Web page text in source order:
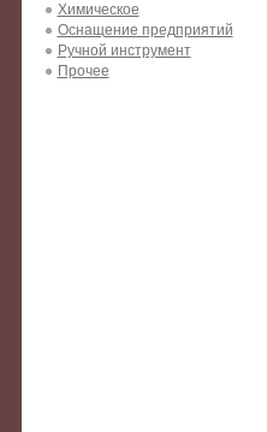
Химическое
Оснащение предприятий
Ручной инструмент
Прочее